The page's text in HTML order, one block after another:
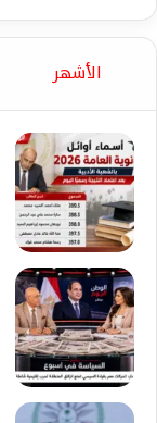
الأشهر